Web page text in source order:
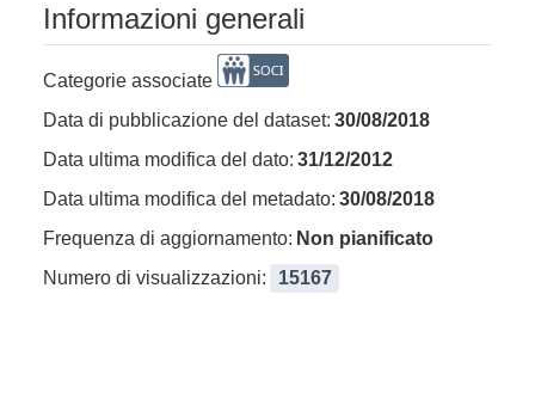
Informazioni generali
Categorie associate
Data di pubblicazione del dataset: 30/08/2018
Data ultima modifica del dato: 31/12/2012
Data ultima modifica del metadato: 30/08/2018
Frequenza di aggiornamento: Non pianificato
Numero di visualizzazioni:
15167